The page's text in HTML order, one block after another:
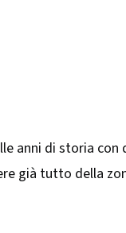
anni di storia
già tutto della